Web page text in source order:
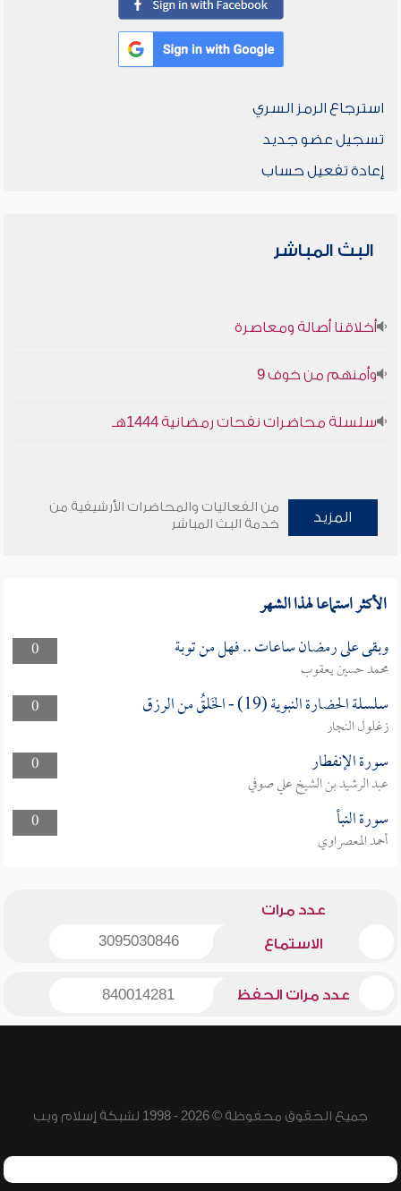
استرجاع الرمز السري
تسجيل عضو جديد
إعادة تفعيل حساب
البث المباشر
أخلاقنا أصالة ومعاصرة
وأمنهم من خوف 9
سلسلة محاضرات نفحات رمضانية 1444هـ
المزيد
من الفعاليات والمحاضرات الأرشيفية من
خدمة البث المباشر
الأكثر استماعا لهذا الشهر
0 وبقى على رمضان ساعات .. فهل من توبة
محمد حسين يعقوب
0
سلسلة الحضارة النبوية (19) - الخَلقُ من الرزق
زغلول النجار
0
سورة الإنفطار
عبد الرشيد بن الشيخ علي صوفي
0
سورة النبأ
أحمد المعصراوي
عدد مرات
الاستماع 3095030846
عدد مرات الحفظ 840014281
جميع الحقوق محفوظة © 2026 - 1998 لشبكة إسلام ويب